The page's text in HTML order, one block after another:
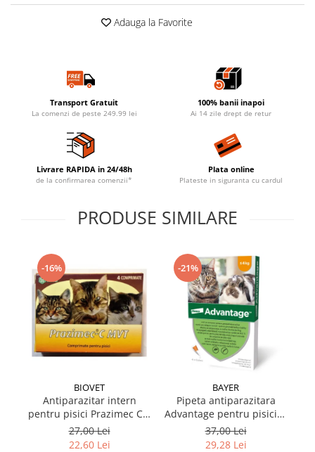
Adauga la Favorite
Transport Gratuit
La comenzi de peste 249.99 lei
100% banii inapoi
Ai 14 zile drept de retur
Livrare RAPIDA in 24/48h
de la confirmarea comenzii*
Plata online
Plateste in siguranta cu cardul
PRODUSE SIMILARE
-16%
BIOVET
Antiparazitar intern
pentru pisici Prazimec C x
4 comprimate
27,00 Lei
22,60 Lei
-21%
BAYER
Pipeta antiparazitara
Advantage pentru pisici &
iepuri ≤ 4 kg ( 1 pipeta )
37,00 Lei
29,28 Lei